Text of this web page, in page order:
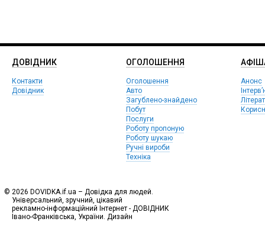
ДОВІДНИК
Контакти
Довідник
ОГОЛОШЕННЯ
Оголошення
Авто
Загублено-знайдено
Побут
Послуги
Роботу пропоную
Роботу шукаю
Ручні вироби
Техніка
Анонс
© 2026 DOVIDKA.if.ua – Довідка для людей.
Універсальний, зручний, цікавий
рекламно-інформаційний Інтернет - ДОВІДНИК
Івано-Франківська, України. Дизайн